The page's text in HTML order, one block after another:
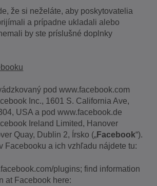
neželáte, aby poskytovatelia
a prípadne ukladali alebo
by ste príslušné doplnky
pod www.facebook.com
Inc., 1601 S. California Ave,
USA a pod www.facebook.de
Ireland Limited, Hanover
Quay, Dublin 2, Írsko („Facebook“).
Facebooku a ich vzhľadu nájdete tu:
plugins; find information
at Facebook here: